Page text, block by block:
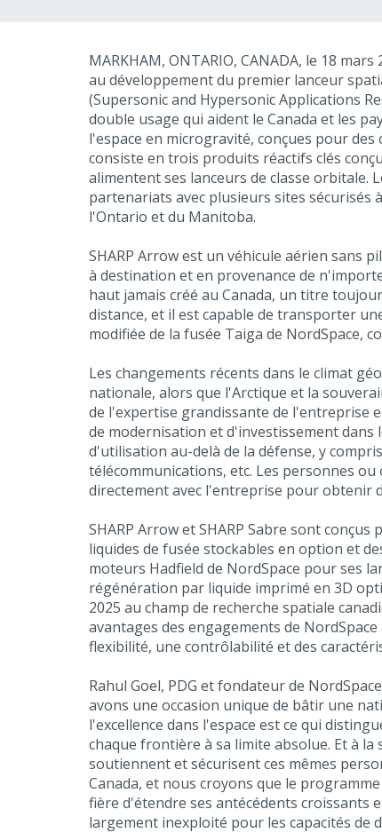
MARKHAM, ONTARIO, CANADA, le 18 mars
au développement du premier lanceur
(Supersonic and Hypersonic Applications
double usage qui aident le Canada et les
l'espace en microgravité, conçues pour
consiste en trois produits réactifs clés
alimentent ses lanceurs de classe orbitale.
partenariats avec plusieurs sites sécurisés
l'Ontario et du Manitoba.
SHARP Arrow est un véhicule aérien sans
à destination et en provenance de
haut jamais créé au Canada, un titre
distance, et il est capable de transporter
modifiée de la fusée Taiga de NordSpace,
Les changements récents dans le climat
nationale, alors que l'Arctique et la
de l'expertise grandissante de l'entreprise
de modernisation et d'investissement dans
d'utilisation au-delà de la défense, y
télécommunications, etc. Les personnes
directement avec l'entreprise pour obtenir
SHARP Arrow et SHARP Sabre sont
liquides de fusée stockables en option et
moteurs Hadfield de NordSpace pour ses
régénération par liquide imprimé en 3D
2025 au champ de recherche spatiale
avantages des engagements de
flexibilité, une contrôlabilité et des
Rahul Goel, PDG et fondateur de
avons une occasion unique de bâtir une
l'excellence dans l'espace est ce qui
chaque frontière à sa limite absolue. Et à
soutiennent et sécurisent ces mêmes
Canada, et nous croyons que le
fière d'étendre ses antécédents croissants
largement inexploité pour les capacités de